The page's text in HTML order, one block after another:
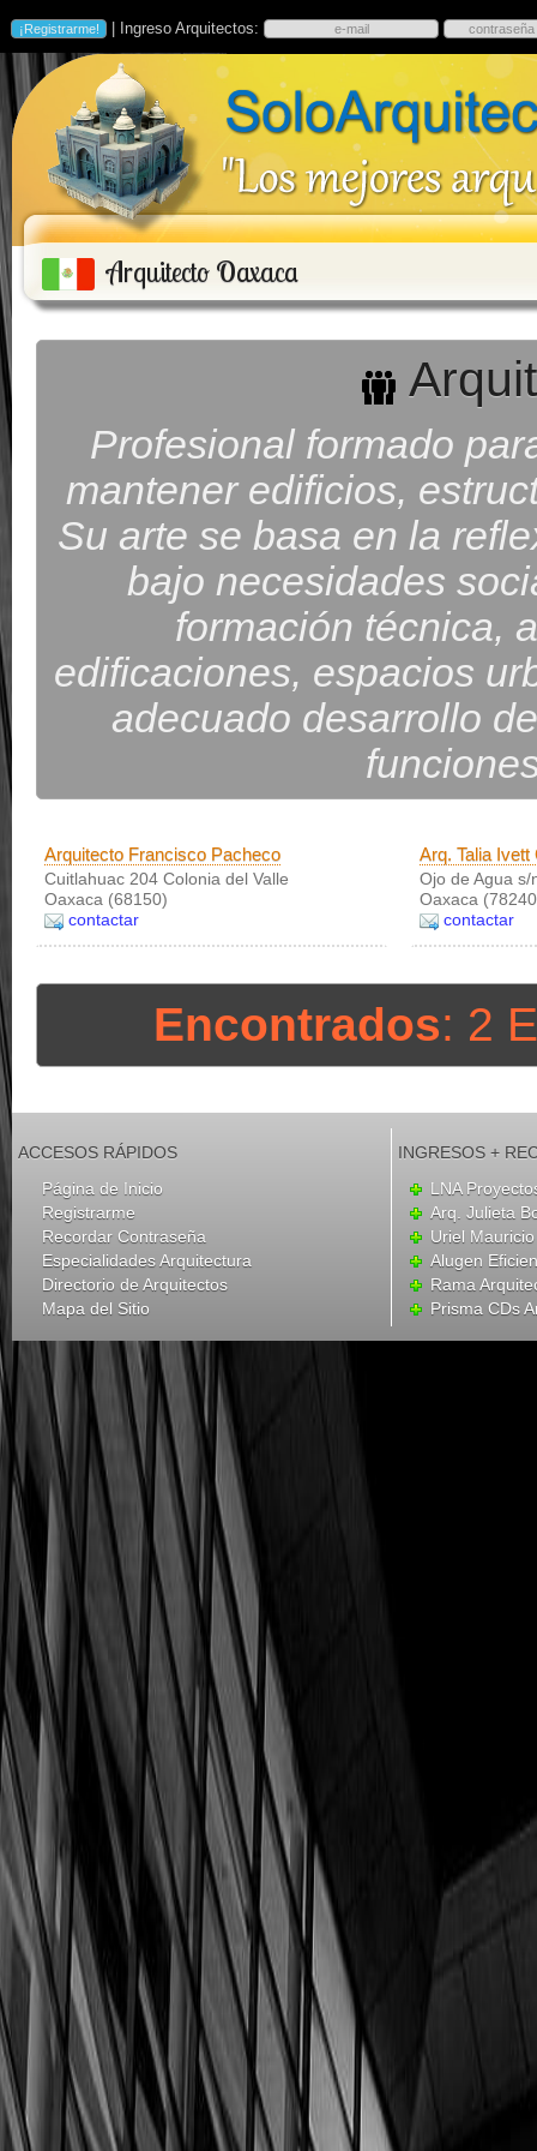
| Ingreso Arquitectos:
Arquitecto Oaxaca
Profesional formado
mantener edificios,
Su arte se basa en la
bajo necesidades
formación técnica,
edificaciones, espacios
adecuado desarrollo
Arquitecto Francisco Pacheco
Cuitlahuac 204 Colonia del Valle
Oaxaca (68150)
contactar
Arq. Talia
Ojo de Agua s/
Oaxaca
contactar
Encontrados: 2
ACCESOS RÁPIDOS
Página de Inicio
Registrarme
Recordar Contraseña
Especialidades Arquitectura
Directorio de Arquitectos
Mapa del Sitio
INGRESOS +
LNA
Arq. Julieta
Uriel
Alugen
Rama
Prisma CDs